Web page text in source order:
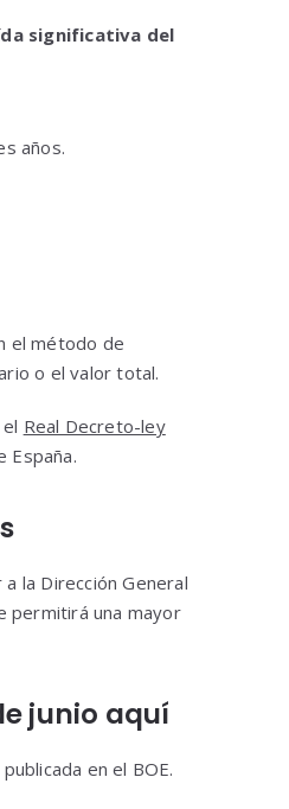
significativa del
años.
el método de
o el valor total.
Real Decreto-ley
España.
la Dirección General
permitirá una mayor
junio aquí
publicada en el BOE.